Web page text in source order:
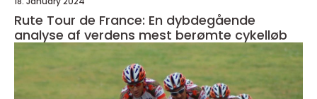
Rute Tour de France: En dybdegående
analyse af verdens mest berømte cykelløb